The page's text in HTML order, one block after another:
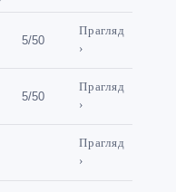
5/50
Прагляд
›
5/50
Прагляд
›
Прагляд
›